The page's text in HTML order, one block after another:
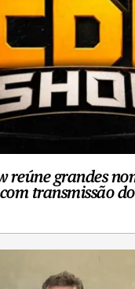
reúne grandes
transmissão